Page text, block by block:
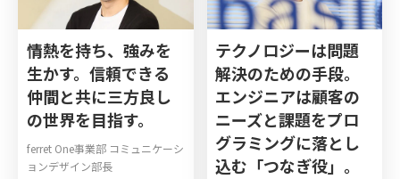
情熱を持ち、強みを
生かす。信頼できる
仲間と共に三方良し
の世界を目指す。
ferret One事業部 コミュニケーシ
ョンデザイン部長
テクノロジーは問題
解決のための手段。
エンジニアは顧客の
ニーズと課題をプロ
グラミングに落とし
込む「つなぎ役」。